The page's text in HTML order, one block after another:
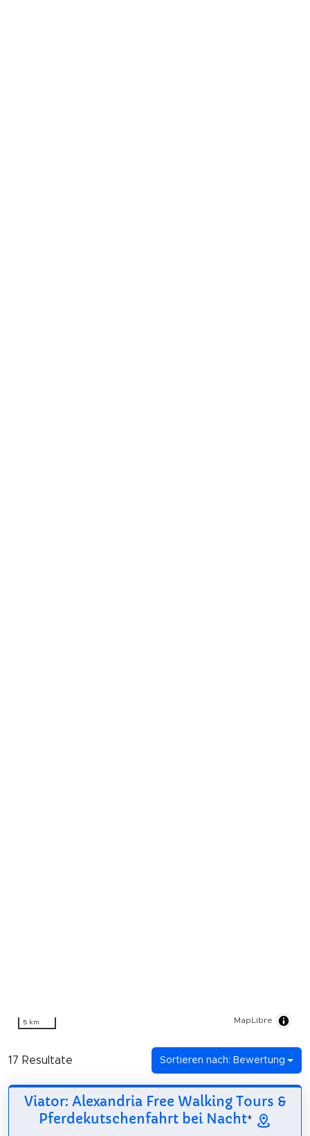
5 km MapLibre
17 Resultate Sortieren nach: Bewertung
Viator: Alexandria Free Walking Tours &
Pferdekutschenfahrt bei Nacht*